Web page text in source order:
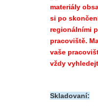
materiály
si po
regionálními
pracoviště.
vaše
vždy
Skladovaní: